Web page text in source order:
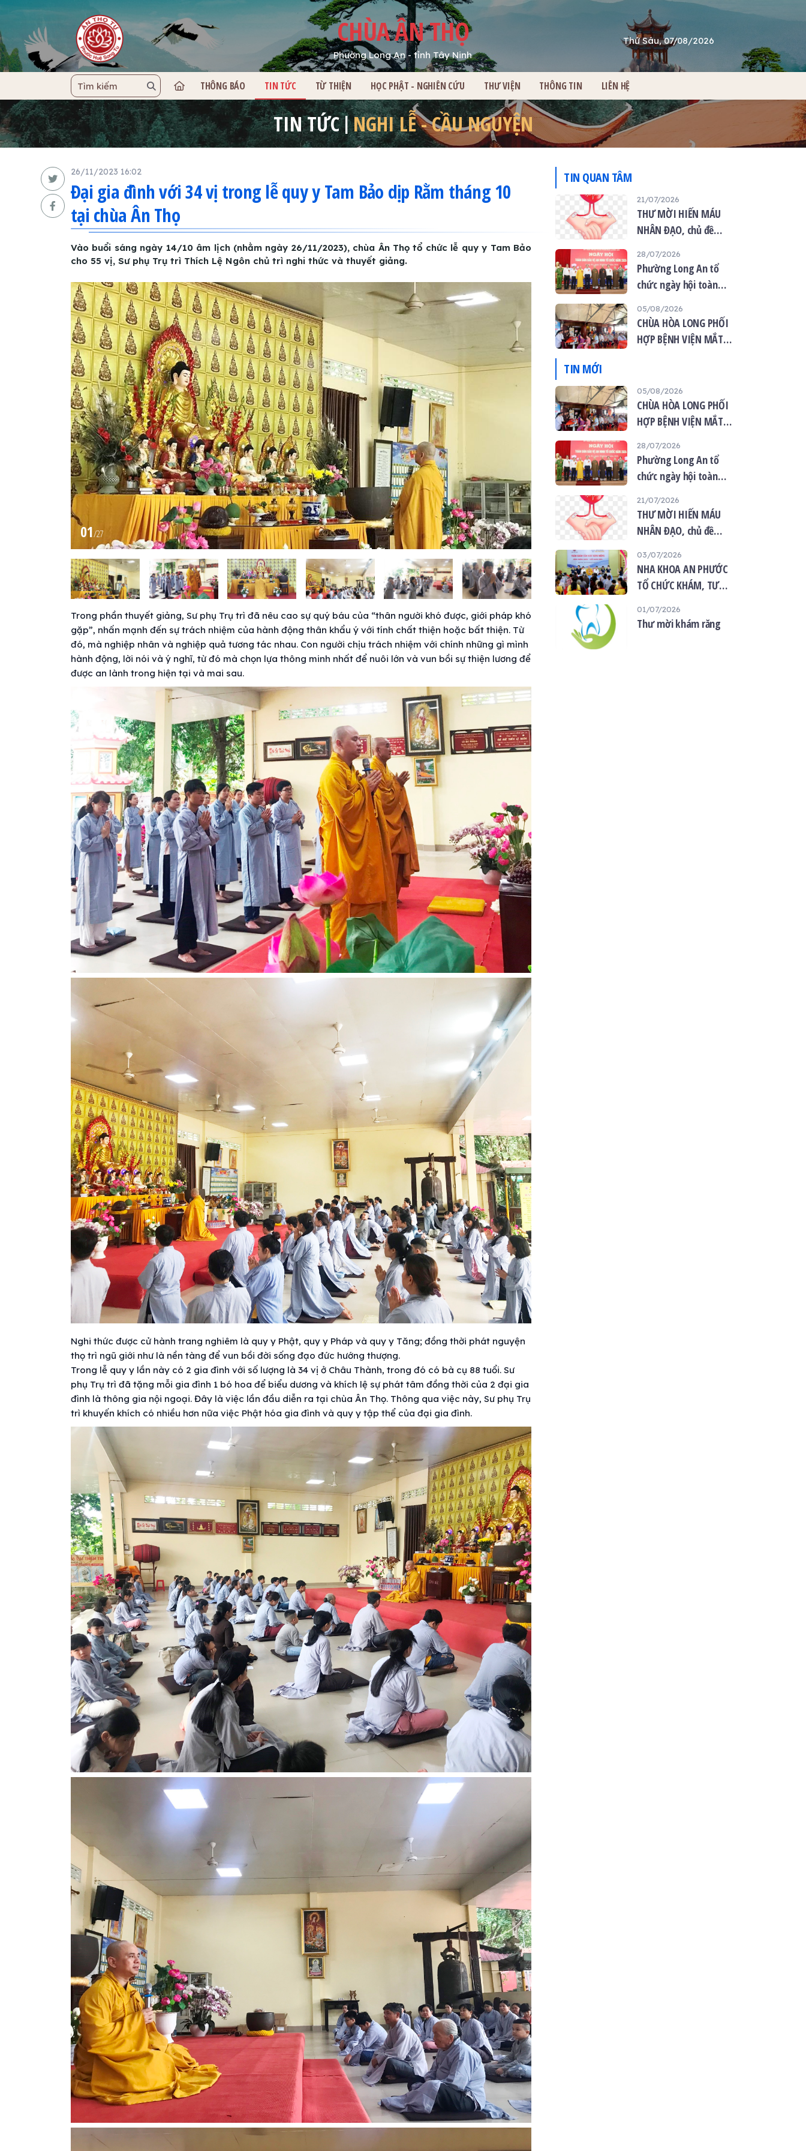
CHÙA ÂN THỌ
Phường Long An - tỉnh Tây Ninh
Thứ Sáu, 07/08/2026
TRANG CHỦ
THÔNG BÁO TIN TỨC TỪ THIỆN HỌC PHẬT - NGHIÊN CỨU THƯ VIỆN THÔNG TIN LIÊN HỆ
TIN TỨC NGHI LỄ - CẦU NGUYỆN
26/11/2023 16:02
Đại gia đình với 34 vị trong lễ quy y Tam Bảo dịp Rằm tháng 10
tại chùa Ân Thọ
Vào buổi sáng ngày 14/10 âm lịch (nhằm ngày 26/11/2023), chùa Ân Thọ tổ chức lễ quy y Tam Bảo
cho 55 vị, Sư phụ Trụ trì Thích Lệ Ngôn chủ trì nghi thức và thuyết giảng.
01/27
Trong phần thuyết giảng, Sư phụ Trụ trì đã nêu cao sự quý báu của “thân người khó được, giới pháp khó
gặp”, nhấn mạnh đến sự trách nhiệm của hành động thân khẩu ý với tính chất thiện hoặc bất thiện. Từ
đó, mà nghiệp nhân và nghiệp quả tương tác nhau. Con người chịu trách nhiệm với chính những gì mình
hành động, lời nói và ý nghĩ, từ đó mà chọn lựa thông minh nhất để nuôi lớn và vun bồi sự thiện lương để
được an lành trong hiện tại và mai sau.
Nghi thức được cử hành trang nghiêm là quy y Phật, quy y Pháp và quy y Tăng; đồng thời phát nguyện
thọ trì ngũ giới như là nền tàng để vun bồi đời sống đạo đức hướng thượng.
Trong lễ quy y lần này có 2 gia đình với số lượng là 34 vị ở Châu Thành, trong đó có bà cụ 88 tuổi. Sư
phụ Trụ trì đã tặng mỗi gia đình 1 bó hoa để biểu dương và khích lệ sự phát tâm đồng thời của 2 đại gia
đình là thông gia nội ngoại. Đây là việc lần đầu diễn ra tại chùa Ân Thọ. Thông qua việc này, Sư phụ Trụ
trì khuyến khích có nhiều hơn nữa việc Phật hóa gia đình và quy y tập thể của đại gia đình.
TIN QUAN TÂM
21/07/2026
THƯ MỜI HIẾN MÁU
NHÂN ĐẠO, chủ đề
mùa Vu lan”
28/07/2026
Phường Long An tổ
chức ngày hội toàn
quốc năm 2026
05/08/2026
CHÙA HÒA LONG PHỐI
HỢP BỆNH VIỆN MẮT
NGƯỜI DÂN
TIN MỚI
05/08/2026
CHÙA HÒA LONG PHỐI
HỢP BỆNH VIỆN MẮT
MẮT MIỄN PHÍ CHO 120
NGƯỜI DÂN
28/07/2026
Phường Long An tổ
chức ngày hội toàn
quốc năm 2026
21/07/2026
THƯ MỜI HIẾN MÁU
NHÂN ĐẠO, chủ đề
mùa Vu lan”
03/07/2026
NHA KHOA AN PHƯỚC
TỔ CHỨC KHÁM, TƯ
MIỆNG MIỄN PHÍ TẠI
01/07/2026
Thư mời khám răng